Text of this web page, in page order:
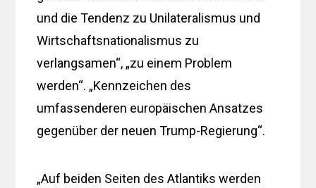
und die Tendenz zu Unilateralismus und
Wirtschaftsnationalismus zu
verlangsamen“, „zu einem Problem
werden“. „Kennzeichen des
umfassenderen europäischen Ansatzes
gegenüber der neuen Trump-Regierung“.
„Auf beiden Seiten des Atlantiks werden